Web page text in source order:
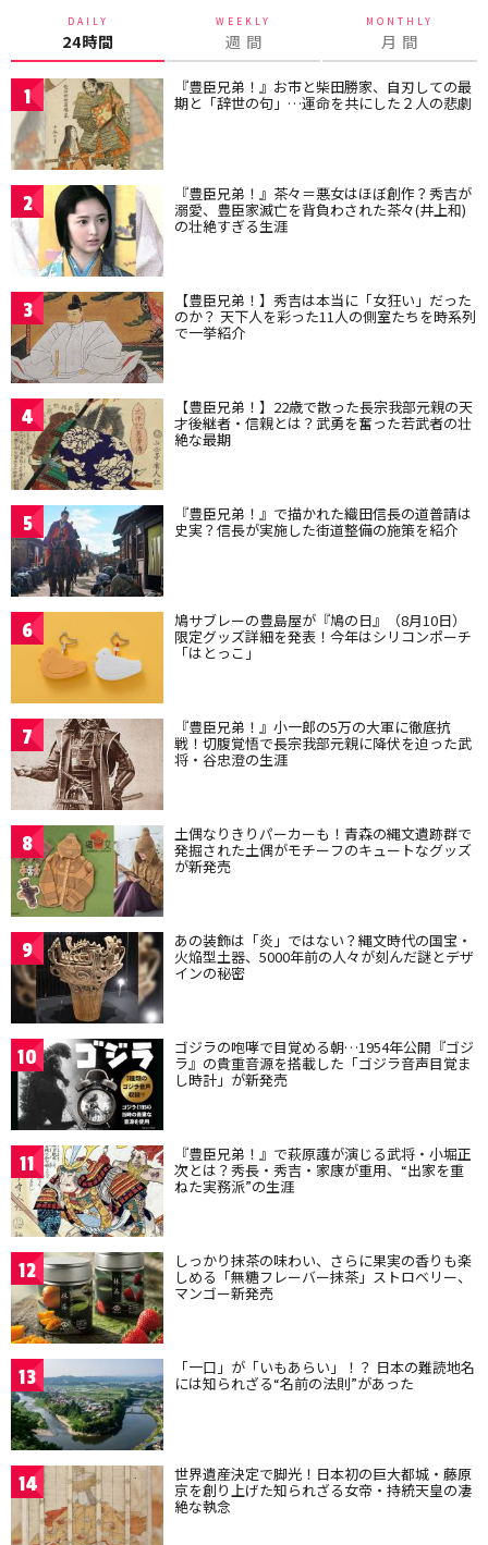
DAILY
24時間
WEEKLY
週 間
MONTHLY
月 間
1 『豊臣兄弟！』お市と柴田勝家、自刃しての最
期と「辞世の句」…運命を共にした２人の悲劇
2 『豊臣兄弟！』茶々＝悪女はほぼ創作？秀吉が
溺愛、豊臣家滅亡を背負わされた茶々(井上和)
の壮絶すぎる生涯
3 【豊臣兄弟！】秀吉は本当に「女狂い」だった
のか？ 天下人を彩った11人の側室たちを時系列
で一挙紹介
4 【豊臣兄弟！】22歳で散った長宗我部元親の天
才後継者・信親とは？武勇を奮った若武者の壮
絶な最期
5 『豊臣兄弟！』で描かれた織田信長の道普請は
史実？信長が実施した街道整備の施策を紹介
6 鳩サブレーの豊島屋が『鳩の日』（8月10日）
限定グッズ詳細を発表！今年はシリコンポーチ
「はとっこ」
7 『豊臣兄弟！』小一郎の5万の大軍に徹底抗
戦！切腹覚悟で長宗我部元親に降伏を迫った武
将・谷忠澄の生涯
8 土偶なりきりパーカーも！青森の縄文遺跡群で
発掘された土偶がモチーフのキュートなグッズ
が新発売
9 あの装飾は「炎」ではない？縄文時代の国宝・
火焔型土器、5000年前の人々が刻んだ謎とデザ
インの秘密
10 ゴジラの咆哮で目覚める朝…1954年公開『ゴジ
ラ』の貴重音源を搭載した「ゴジラ音声目覚ま
し時計」が新発売
11 『豊臣兄弟！』で萩原護が演じる武将・小堀正
次とは？秀長・秀吉・家康が重用、“出家を重
ねた実務派”の生涯
12 しっかり抹茶の味わい、さらに果実の香りも楽
しめる「無糖フレーバー抹茶」ストロベリー、
マンゴー新発売
13 「一口」が「いもあらい」！？ 日本の難読地名
には知られざる“名前の法則”があった
14 世界遺産決定で脚光！日本初の巨大都城・藤原
京を創り上げた知られざる女帝・持統天皇の凄
絶な執念